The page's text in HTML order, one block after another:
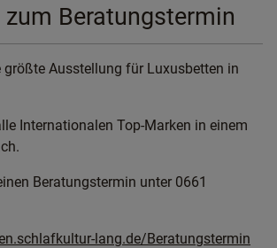
zum Beratungstermin
größte Ausstellung für Luxusbetten in
Internationalen Top-Marken in einem
Beratungstermin unter 0661
lang.de/Beratungstermin